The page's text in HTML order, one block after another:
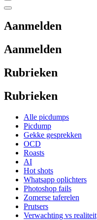
Aanmelden
Aanmelden
Rubrieken
Rubrieken
Alle picdumps
Picdump
Gekke gesprekken
OCD
Roasts
AI
Hot shots
Whatsapp oplichters
Photoshop fails
Zomerse taferelen
Prutsers
Verwachting vs realiteit